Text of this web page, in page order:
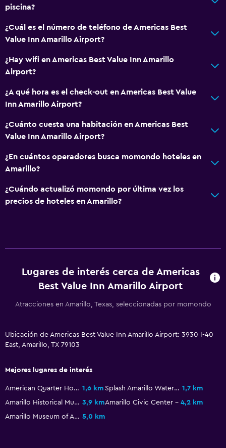
Cocina
Cocina
Nevera
Cocineta
Sistema de entretenimiento
TV de pantalla plana
TV por cable o vía satélite
TV
Habitación
Perchero
Escritorio
Posibilidad de habitaciones conectadas
Teléfono
Piso de mosaico/mármol
piscina?
¿Cuál es el número de teléfono de Americas Best
Value Inn Amarillo Airport?
¿Hay wifi en Americas Best Value Inn Amarillo
Airport?
¿A qué hora es el check-out en Americas Best Value
Inn Amarillo Airport?
¿Cuánto cuesta una habitación en Americas Best
Value Inn Amarillo Airport?
¿En cuántos operadores busca momondo hoteles en
Amarillo?
¿Cuándo actualizó momondo por última vez los
precios de hoteles en Amarillo?
Lugares de interés cerca de Americas
Best Value Inn Amarillo Airport
Atracciones en Amarillo, Texas, seleccionadas por momondo
Ubicación de Americas Best Value Inn Amarillo Airport: 3930 I-40
East, Amarillo, TX 79103
Mejores lugares de interés
American Quarter Horse Hall of Fame 1,6 km Splash Amarillo Waterpark 1,7 km
Amarillo Historical Museum 3,9 kmAmarillo Civic Center
4,2 km
Amarillo Museum of Art 5,0 km